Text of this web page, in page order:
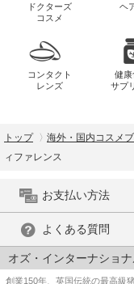
ドクターズ
コスメ
ヘ
コンタクト
レンズ
健康
サプ
トップ 海外・国内コスメ
ィファレンス
お支払い方法
よくある質問
オズ・インターナショ
創業150年、英国伝統の最高級